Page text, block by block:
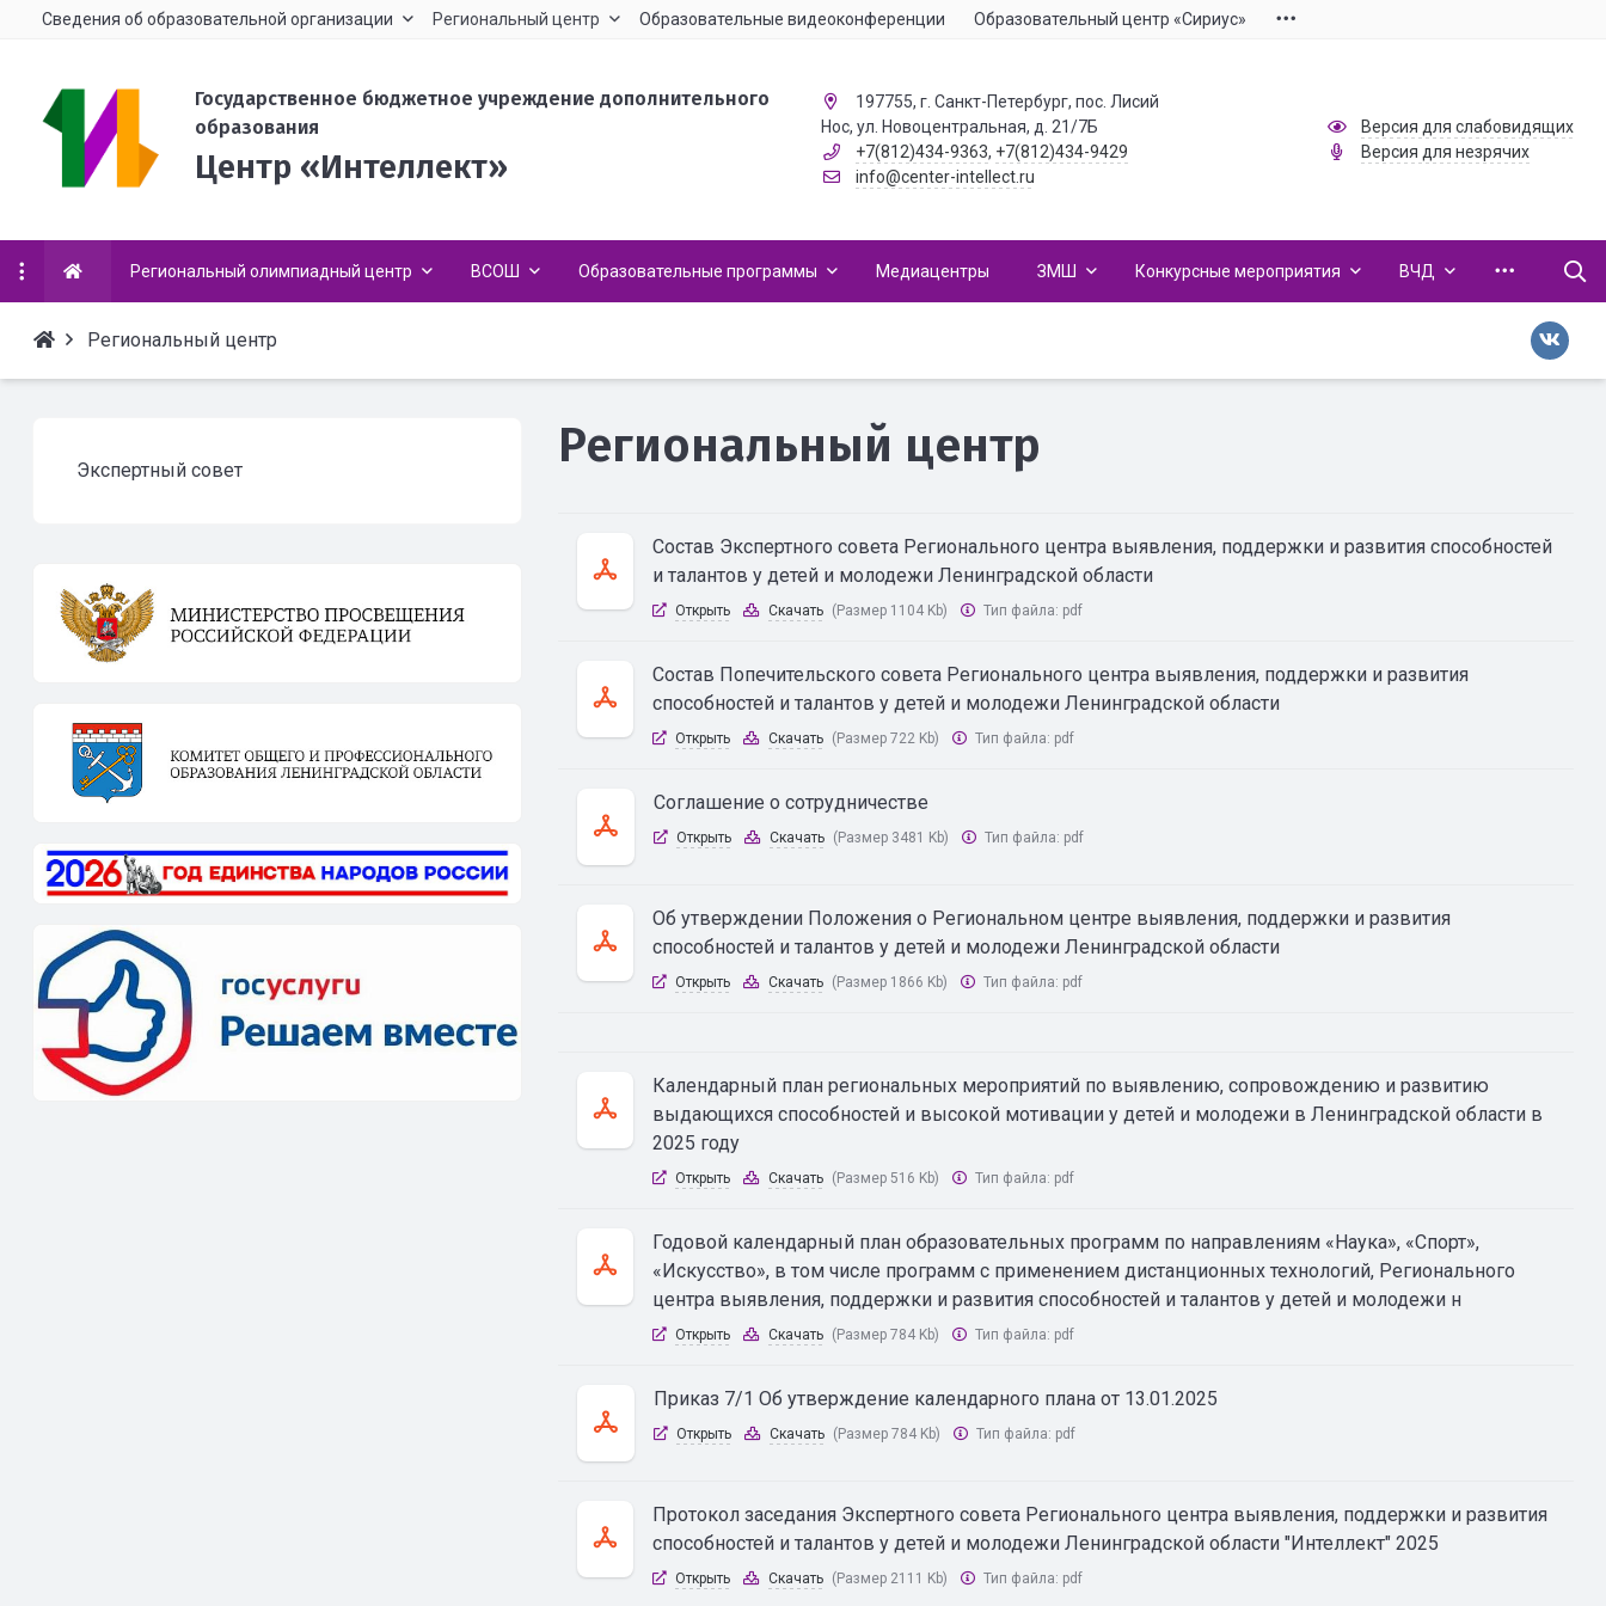
Сведения об образовательной организации Региональный центр Образовательные видеоконференции Образовательный центр «Сириус»
Государственное бюджетное учреждение дополнительного
образования
Центр «Интеллект»
197755, г. Санкт-Петербург, пос. Лисий
Нос, ул. Новоцентральная, д. 21/7Б
+7(812)434-9363, +7(812)434-9429
info@center-intellect.ru
Версия для слабовидящих
Версия для незрячих
Региональный олимпиадный центр ВСОШ Образовательные программы Медиацентры ЗМШ Конкурсные мероприятия ВЧД
Региональный центр
Экспертный совет Региональный центр
Состав Экспертного совета Регионального центра выявления, поддержки и развития способностей
и талантов у детей и молодежи Ленинградской области
Открыть Скачать (Размер 1104 Kb) Тип файла: pdf
Состав Попечительского совета Регионального центра выявления, поддержки и развития
способностей и талантов у детей и молодежи Ленинградской области
Открыть Скачать (Размер 722 Kb) Тип файла: pdf
Соглашение о сотрудничестве
Открыть Скачать (Размер 3481 Kb) Тип файла: pdf
Об утверждении Положения о Региональном центре выявления, поддержки и развития
способностей и талантов у детей и молодежи Ленинградской области
Открыть Скачать (Размер 1866 Kb) Тип файла: pdf
Календарный план региональных мероприятий по выявлению, сопровождению и развитию
выдающихся способностей и высокой мотивации у детей и молодежи в Ленинградской области в
2025 году
Открыть Скачать (Размер 516 Kb) Тип файла: pdf
Годовой календарный план образовательных программ по направлениям «Наука», «Спорт»,
«Искусство», в том числе программ с применением дистанционных технологий, Регионального
центра выявления, поддержки и развития способностей и талантов у детей и молодежи н
Открыть Скачать (Размер 784 Kb) Тип файла: pdf
Приказ 7/1 Об утверждение календарного плана от 13.01.2025
Открыть Скачать (Размер 784 Kb) Тип файла: pdf
Протокол заседания Экспертного совета Регионального центра выявления, поддержки и развития
способностей и талантов у детей и молодежи Ленинградской области "Интеллект" 2025
Открыть Скачать (Размер 2111 Kb) Тип файла: pdf